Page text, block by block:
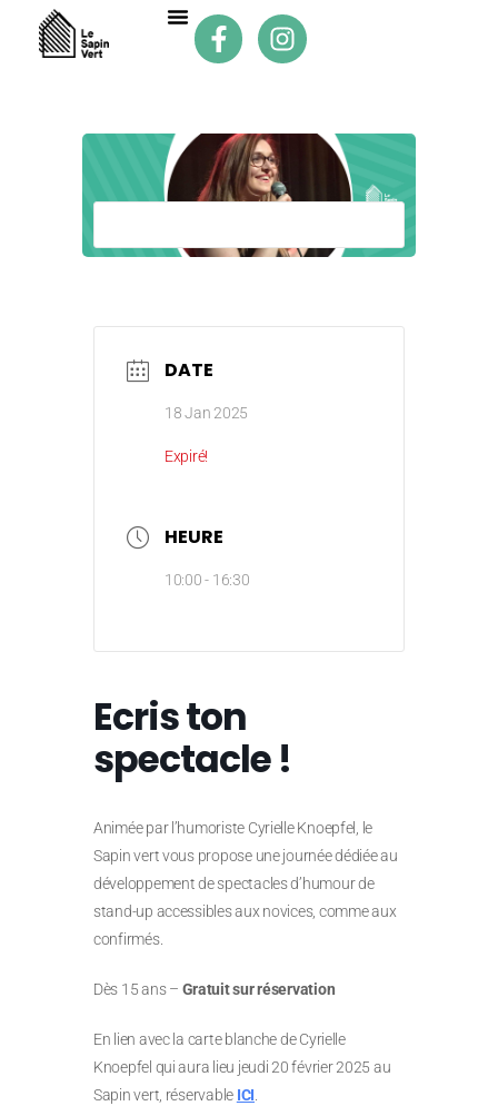
DATE
18 Jan 2025
Expiré!
HEURE
10:00 - 16:30
Ecris ton
spectacle !
Animée par l’humoriste Cyrielle Knoepfel, le
Sapin vert vous propose une journée dédiée au
développement de spectacles d’humour de
stand-up accessibles aux novices, comme aux
confirmés.
Dès 15 ans – Gratuit sur réservation
En lien avec la carte blanche de Cyrielle
Knoepfel qui aura lieu jeudi 20 février 2025 au
Sapin vert, réservable ICI